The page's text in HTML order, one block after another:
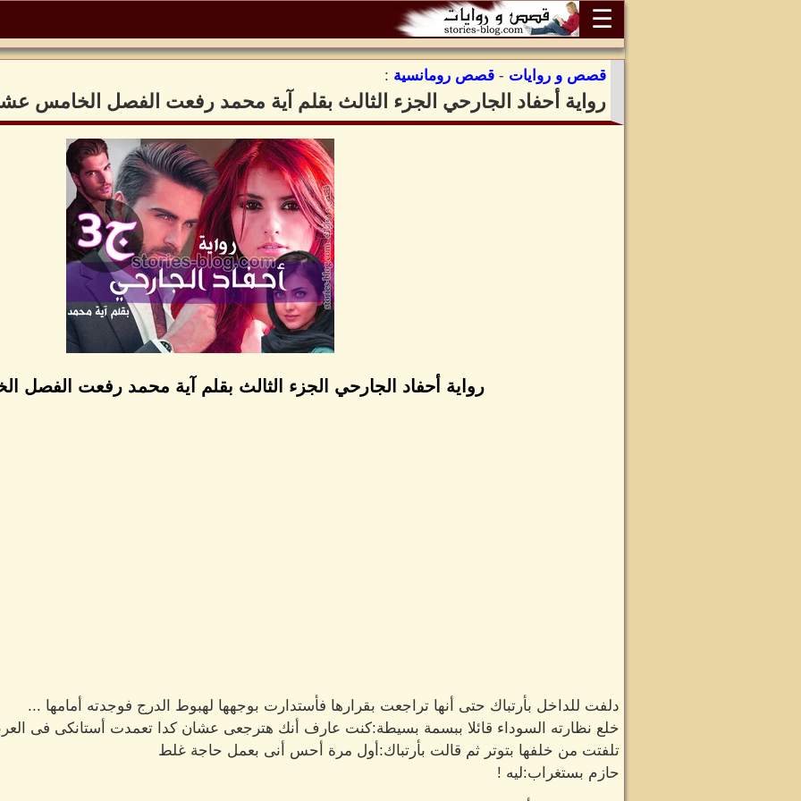
☰
قصص و روايات - قصص رومانسية :
رواية أحفاد الجارحي الجزء الثالث بقلم آية محمد رفعت الفصل الخامس
رواية أحفاد الجارحي الجزء الثالث بقلم آية محمد رفعت الفصل
دلفت للداخل بأرتباك حتى أنها تراجعت بقرارها فأستدارت بوجهها لهبوط الدرج فوجدته أمامها ...
خلع نظارته السوداء قائلا ببسمة بسيطة:كنت عارف أنك هترجعى عشان كدا تعمدت أستانكى فى
تلفتت من خلفها بتوتر ثم قالت بأرتباك:أول مرة أحس أنى بعمل حاجة غلط
حازم بستغراب:ليه !